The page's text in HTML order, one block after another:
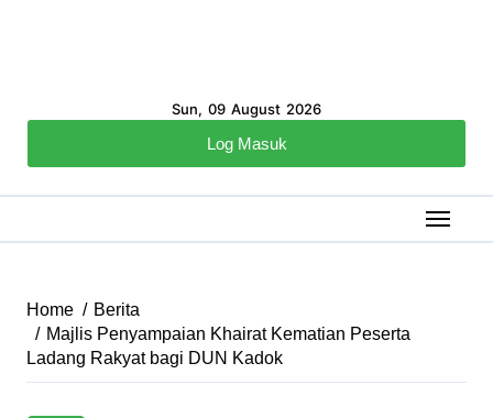
Log Masuk
Sun, 09 August 2026
Home
Berita
Majlis Penyampaian Khairat Kematian Peserta
Ladang Rakyat bagi DUN Kadok